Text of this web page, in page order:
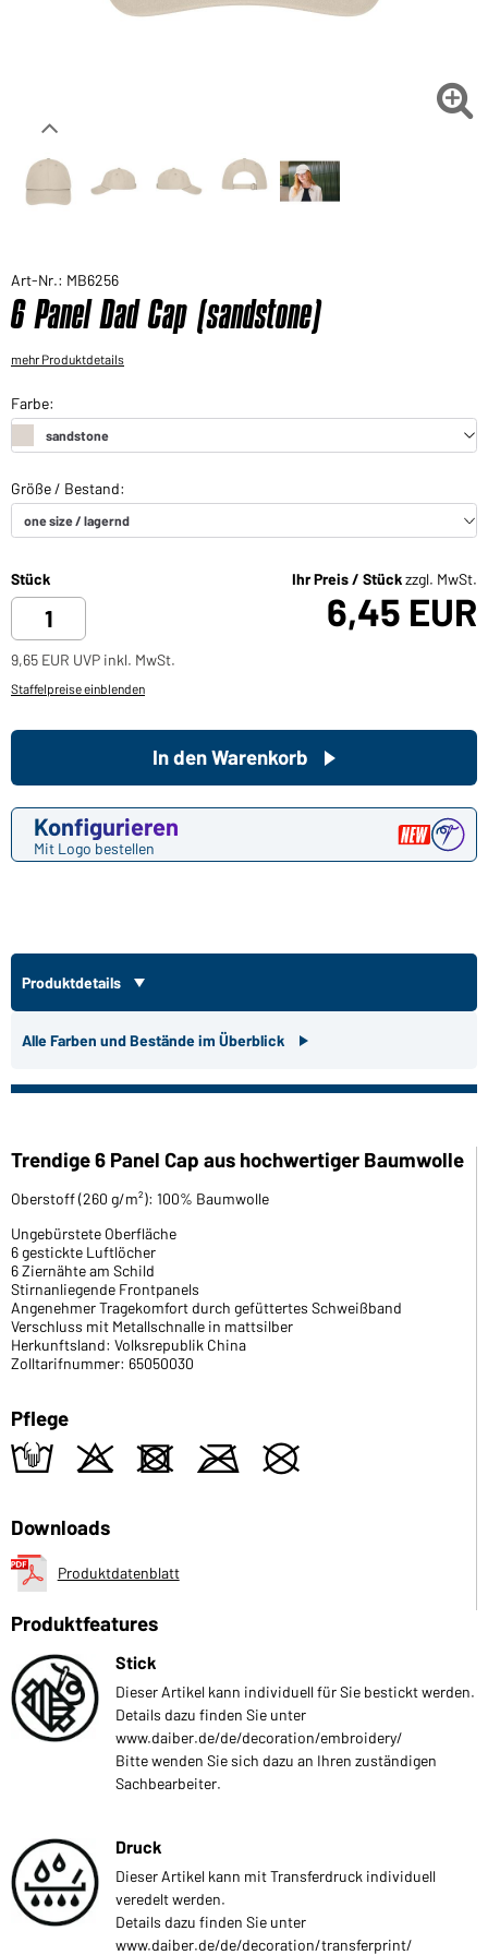
Sie möchten gerne für Ihren privaten Bedarf

Art-Nr.: MB6256
6 Panel Dad Cap (sandstone)
mehr Produktdetails
Stück Ihr Preis / Stückzzgl. MwSt.
6,45 EUR
9,65 EUR UVP inkl. MwSt.
Staffelpreise einblenden
Konfigurieren
Mit Logo bestellen
In den Warenkorb
Produktdetails
Alle Farben und Bestände im Überblick
Trendige 6 Panel Cap aus hochwertiger Baumwolle
Oberstoff (260 g/m²): 100% Baumwolle
Ungebürstete Oberfläche
6 gestickte Luftlöcher
6 Ziernähte am Schild
Stirnanliegende Frontpanels
Angenehmer Tragekomfort durch gefüttertes Schweißband
Verschluss mit Metallschnalle in mattsilber
Herkunftsland: Volksrepublik China
Zolltarifnummer: 65050030
Pflege
t o d m U
Downloads
Produktdatenblatt
Produktfeatures
Stick
Dieser Artikel kann individuell für Sie bestickt werden.
Details dazu finden Sie unter
www.daiber.de/de/decoration/embroidery/
Bitte wenden Sie sich dazu an Ihren zuständigen
Sachbearbeiter.
Druck
Dieser Artikel kann mit Transferdruck individuell
veredelt werden.
Details dazu finden Sie unter
www.daiber.de/de/decoration/transferprint/